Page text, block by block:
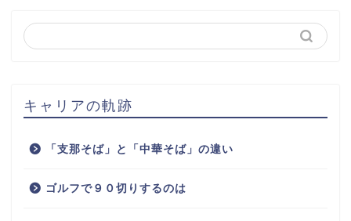
キャリアの軌跡
「支那そば」と「中華そば」の違い
ゴルフで９０切りするのは